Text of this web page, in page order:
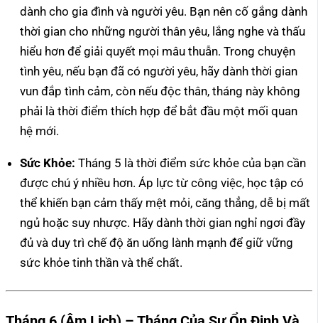
dành cho gia đình và người yêu. Bạn nên cố gắng dành
thời gian cho những người thân yêu, lắng nghe và thấu
hiểu hơn để giải quyết mọi mâu thuẫn. Trong chuyện
tình yêu, nếu bạn đã có người yêu, hãy dành thời gian
vun đắp tình cảm, còn nếu độc thân, tháng này không
phải là thời điểm thích hợp để bắt đầu một mối quan
hệ mới.
Sức Khỏe: Tháng 5 là thời điểm sức khỏe của bạn cần
được chú ý nhiều hơn. Áp lực từ công việc, học tập có
thể khiến bạn cảm thấy mệt mỏi, căng thẳng, dễ bị mất
ngủ hoặc suy nhược. Hãy dành thời gian nghỉ ngơi đầy
đủ và duy trì chế độ ăn uống lành mạnh để giữ vững
sức khỏe tinh thần và thể chất.